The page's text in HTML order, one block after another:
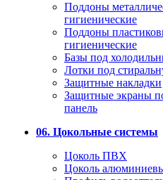
Поддоны
гигиенические
Поддоны
гигиенические
Базы под
Лотки под
Защитные накладки
Защитные экраны
панель
06. Цокольные системы
Цоколь ПВХ
Цоколь